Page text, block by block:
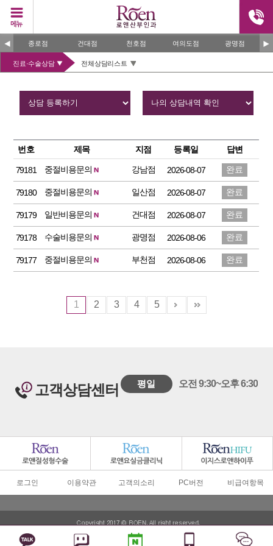
종로점 건대점 천호점 여의도점 광명점
진료·수술상담 전체상담리스트
번호 제목 지점 등록일 답변
79181 중절비용문의 강남점 2026-08-07 완료
79180 중절비용문의 일산점 2026-08-07 완료
79179 일반비용문의 건대점 2026-08-07 완료
79178 수술비용문의 광명점 2026-08-06 완료
79177 중절비용문의 부천점 2026-08-06 완료
1 2 3 4 5
고객상담센터 평일 오전 9:30~오후 6:30
로그인 이용약관 고객의소리 PC버전 비급여항목